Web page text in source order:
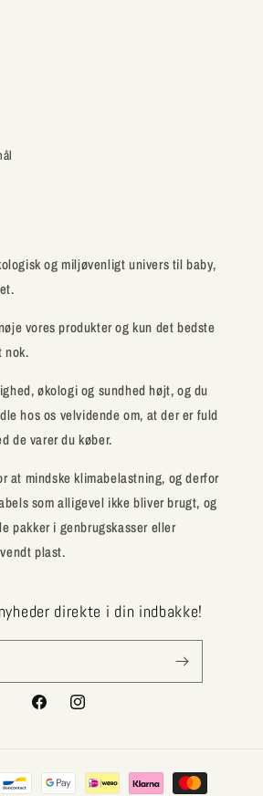
og miljøvenligt univers til baby,
vores produkter og kun det bedste
nok.
økologi og sundhed højt, og du
hos os velvidende om, at der er fuld
de varer du køber.
at mindske klimabelastning, og derfor
som alligevel ikke bliver brugt, og
pakker i genbrugskasser eller
plast.
direkte i din indbakke!
FacebookInstagram